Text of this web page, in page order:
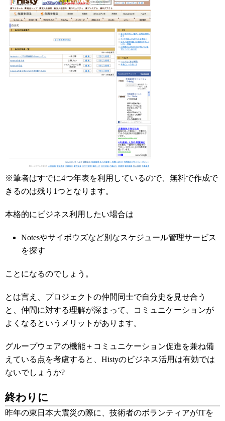
※筆者はすでに4つ年表を利用しているので、無料で作成で
きるのは残り1つとなります。
本格的にビジネス利用したい場合は
Notesやサイボウズなど別なスケジュール管理サービス
を探す
ことになるのでしょう。
とは言え、プロジェクトの仲間同士で自分史を見せ合う
と、仲間に対する理解が深まって、コミュニケーションが
よくなるというメリットがあります。
グループウェアの機能＋コミュニケーション促進を兼ね備
えている点を考慮すると、Histyのビジネス活用は有効では
ないでしょうか?
終わりに
昨年の東日本大震災の際に、技術者のボランティアがITを